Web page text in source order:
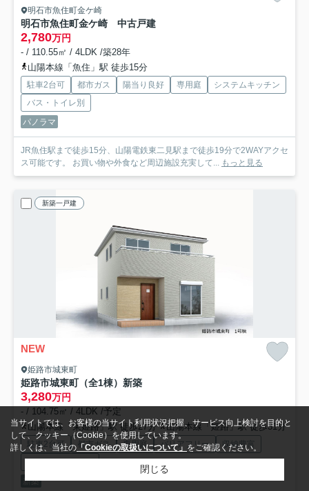
明石市魚住町金ケ崎
明石市魚住町金ケ崎 中古戸建
2,780万円
- / 110.55㎡ / 4LDK /築28年
山陽本線「魚住」駅 徒歩15分
駐車2台可 都市ガス 陽当り良好 専用庭
システムキッチン
バス・トイレ別
パノラマ
JR魚住駅まで徒歩15分、山陽電鉄東二見駅まで徒歩19分で2WAYアクセ
ス可能です。 お買い物や外食など周辺施設充実して... もっと見る
新築一戸建
NEW
姫路市城東町
姫路市城東町（全1棟）新築
3,280万円
- / 104.75㎡ / 4LDK /予定
山陽本線「東姫路」駅 徒歩27分
山陽本線「姫路」駅 徒歩31分
駐車2台可 都市ガス 専用庭 バリアフリー
収納豊富
システムキッチン
新築
当サイトでは、お客様の当サイト利用状況把握、サービス向上検討を目的と
して、クッキー（Cookie）を使用しています。
詳しくは、当社の 「Cookieの取扱いについて」 をご確認ください。
閉じる